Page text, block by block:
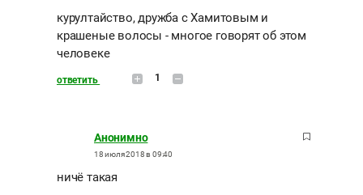
курултайство, дружба с Хамитовым и
крашеные волосы - многое говорят об этом
человеке
ответить 1
Анонимно
18 июля 2018 в 09:40
ничё такая